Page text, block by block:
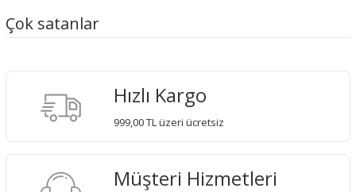
Çok satanlar
Hızlı Kargo
999,00 TL üzeri ücretsiz
Müşteri Hizmetleri